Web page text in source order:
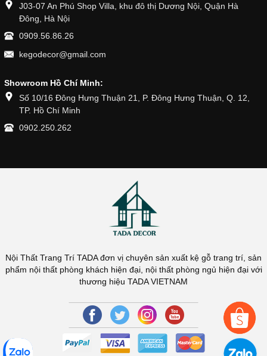
J03-07 An Phú Shop Villa, khu đô thị Dương Nội, Quận Hà
Đông, Hà Nội
0909.56.86.26
kegodecor@gmail.com
Showroom Hồ Chí Minh:
Số 10/16 Đông Hưng Thuận 21, P. Đông Hưng Thuận, Q. 12,
TP. Hồ Chí Minh
0902.250.262
Nội Thất Trang Trí TADA đơn vị chuyên sản xuất kệ gỗ trang trí, sản
phẩm nội thất phòng khách hiện đại, nội thất phòng ngủ hiện đại với
thương hiệu TADA VIETNAM